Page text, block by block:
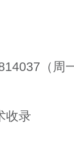
（周
收录